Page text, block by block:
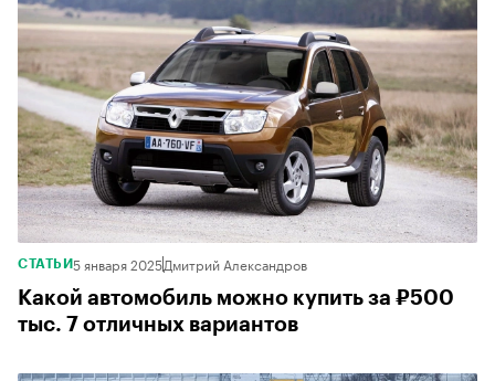
СТАТЬИ5 января 2025Дмитрий Александров
Какой автомобиль можно купить за ₽500
тыс. 7 отличных вариантов